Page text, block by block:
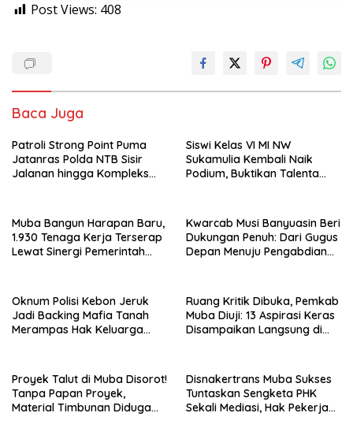
Post Views: 408
Baca Juga
Patroli Strong Point Puma
Jatanras Polda NTB Sisir
Jalanan hingga Kompleks
Siswi Kelas VI MI NW
Sukamulia Kembali Naik
Podium, Buktikan Talenta
Muba Bangun Harapan Baru,
1.930 Tenaga Kerja Terserap
Lewat Sinergi Pemerintah
Kwarcab Musi Banyuasin Beri
Dukungan Penuh: Dari Gugus
Depan Menuju Pengabdian
Emas Masuk TNI-Polri
Oknum Polisi Kebon Jeruk
Jadi Backing Mafia Tanah
Merampas Hak Keluarga
Ruang Kritik Dibuka, Pemkab
Muba Diuji: 13 Aspirasi Keras
Disampaikan Langsung di
Proyek Talut di Muba Disorot!
Tanpa Papan Proyek,
Material Timbunan Diduga
Disnakertrans Muba Sukses
Tuntaskan Sengketa PHK
Sekali Mediasi, Hak Pekerja